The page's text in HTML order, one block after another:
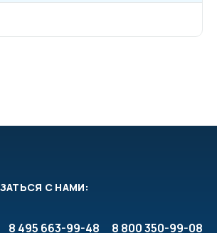
С НАМИ:
8 495 663-99-48 8 800 350-99-08